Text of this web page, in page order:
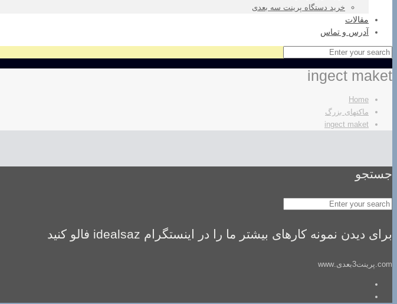
خرید دستگاه پرینت سه بعدی
مقالات
آدرس و تماس
ingect maket
Home
ماکتهای بزرگ
ingect maket
جستجو
برای دیدن نمونه کارهای بیشتر ما را در اینستگرام idealsaz فالو کنید
com.پرینت3بعدی.www